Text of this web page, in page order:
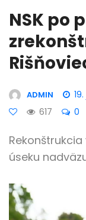
NSK po
ADMIN
617
0
úseku